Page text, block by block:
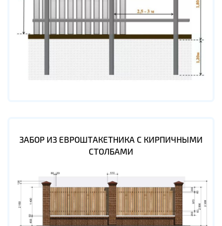
ЗАБОР ИЗ ЕВРОШТАКЕТНИКА С КИРПИЧНЫМИ
СТОЛБАМИ